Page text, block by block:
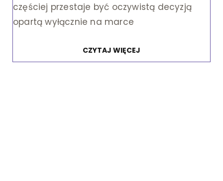
częściej przestaje być oczywistą decyzją
opartą wyłącznie na marce
CZYTAJ WIĘCEJ